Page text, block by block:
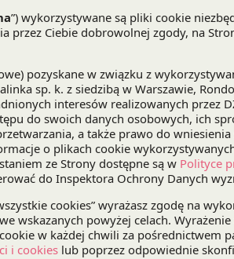
System przy
gazociągu Baltic Pipe oraz
„Dzięki podpisaniu umowy na
projektu, rozpoczęcie budowy
będzie jeszcze w 2020 roku.
dla polskiego systemu
długoterminowej umowy
kierująca pracamizespołu
„W ramach naszego
w Polsce stosowane w tak
dostawcy rur dla potrzeb